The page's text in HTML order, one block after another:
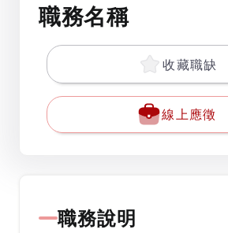
職務名稱
收藏職缺
線上應徵
職務說明